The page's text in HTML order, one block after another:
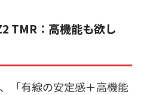
TMR：高機能も欲し
「有線の安定感＋高機能